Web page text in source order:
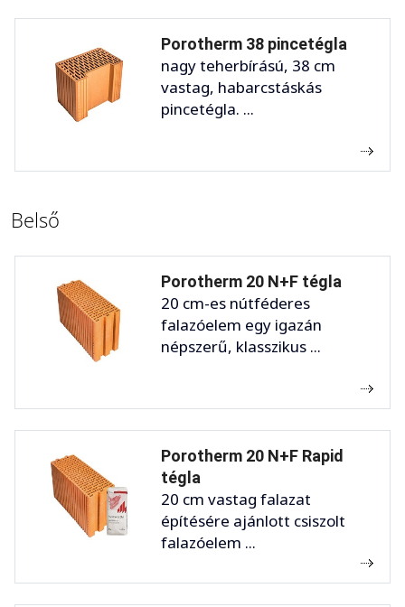
Porotherm 38 pincetégla
nagy teherbírású, 38 cm
vastag, habarcstáskás
pincetégla. ...
Belső
Porotherm 20 N+F tégla
20 cm-es nútféderes
falazóelem egy igazán
népszerű, klasszikus ...
Porotherm 20 N+F Rapid
tégla
20 cm vastag falazat
építésére ajánlott csiszolt
falazóelem ...